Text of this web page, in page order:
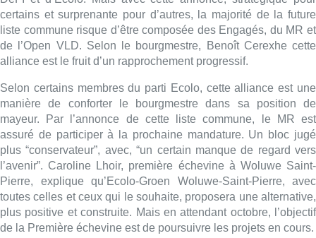
toutes celles et ceux qui le souhaite, proposera une alternative,
plus positive et construite. Mais en attendant octobre, l’objectif
de la Première échevine est de poursuivre les projets en cours.
■ Une interview deCaroline Lhoirpar Camille Paillaud
Lire aussi :
Une “salle fraîcheur” ouverte à
Woluwe-Saint-Pierre